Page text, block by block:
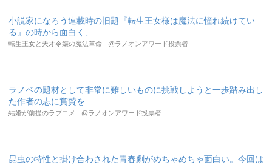
小説家になろう連載時の旧題『転生王女様は魔法に憧れ続けてい
る』の時から面白く、...
転生王女と天才令嬢の魔法革命 - @ラノオンアワード投票者
ラノベの題材として非常に難しいものに挑戦しようと一歩踏み出し
た作者の志に賞賛を...
結婚が前提のラブコメ - @ラノオンアワード投票者
昆虫の特性と掛け合わされた青春劇がめちゃめちゃ面白い。今回は